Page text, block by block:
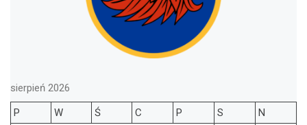
sierpień 2026
P
W Ś C P S N